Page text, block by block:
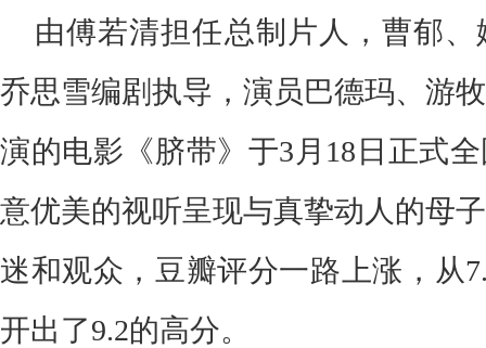
由傅若清担任总制片人，曹郁
乔思雪编剧执导，演员巴德玛、游
演的电影《脐带》 于3月18 日正式
意优美的视听呈现与真挚动人的母
迷和观众，豆瓣评分一路上涨，从
开出了9.2的高分。